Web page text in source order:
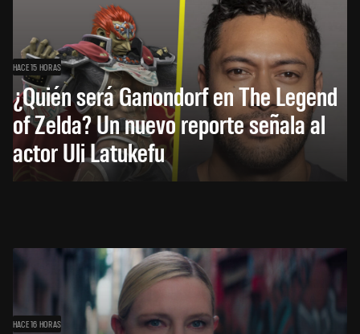
HACE 15 HORAS
¿Quién será Ganondorf en The Legend
of Zelda? Un nuevo reporte señala al
actor Uli Latukefu
HACE 16 HORAS